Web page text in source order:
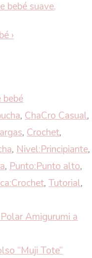
bebé suave,
›
bebé
, ChaCro Casual,
, Crochet,
, Nivel:Principiante,
, Punto:Punto alto,
, Tutorial,
Amigurumi a
“Muji Tote”